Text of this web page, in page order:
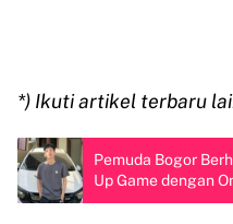
*) Ikuti artikel terbaru
Pemuda Bogor
Up Game dengan
Bulan